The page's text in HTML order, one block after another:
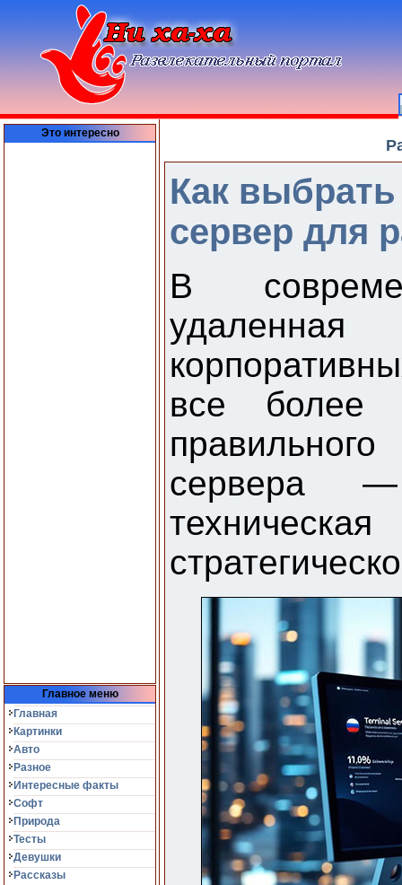
Это интересно
Главное меню
Главная
Картинки
Авто
Разное
Интересные факты
Софт
Природа
Тесты
Девушки
Рассказы
Как
сервер для
В
все более
сервера